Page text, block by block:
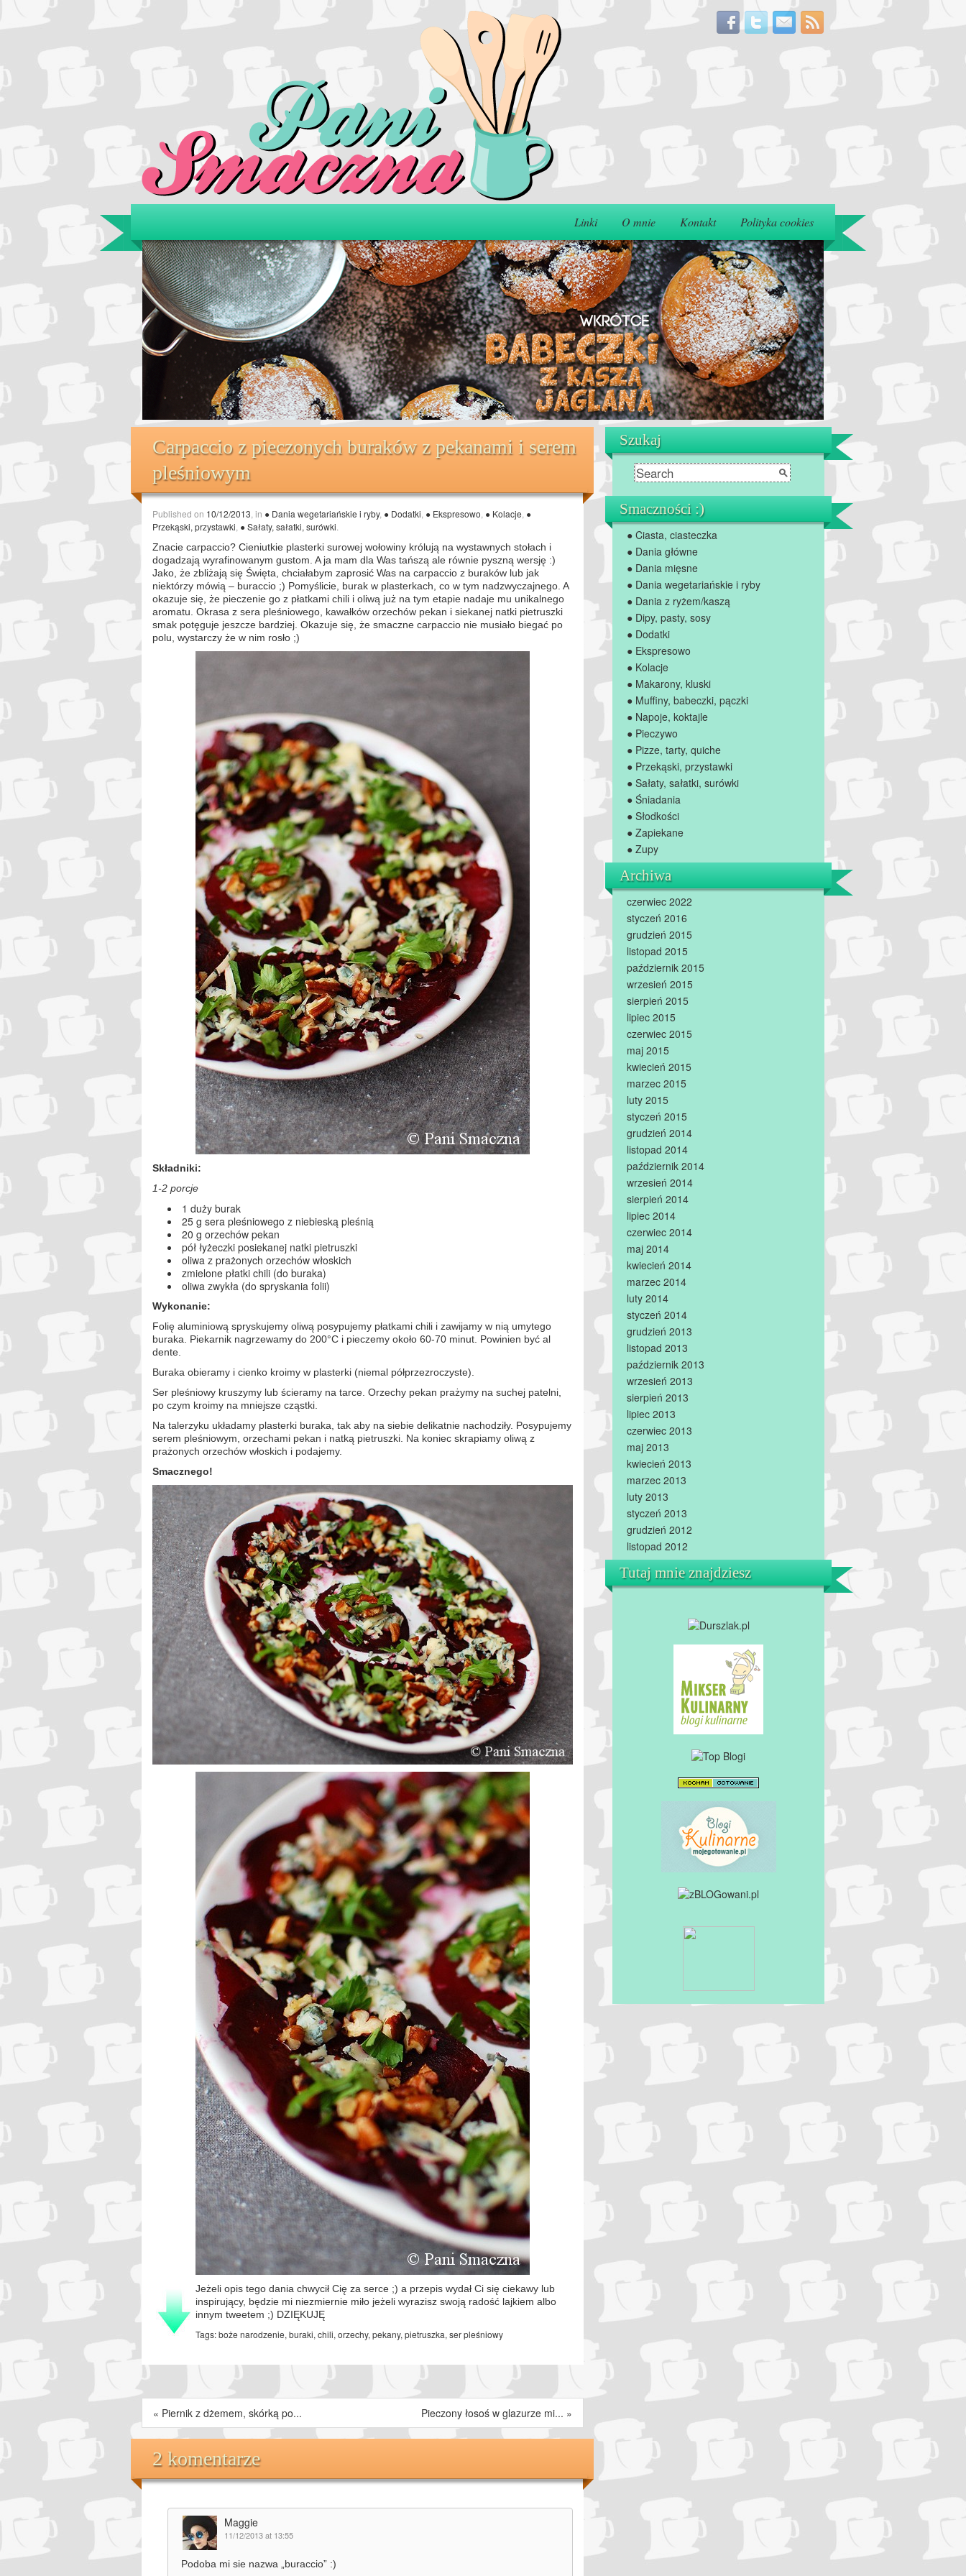
Linki O mnie Kontakt Polityka cookies
Carpaccio z pieczonych buraków z pekanami i serem
pleśniowym
Published on 10/12/2013 , in ● Dania wegetariańskie i ryby, ● Dodatki ● Ekspresowo ● Kolacje ●
Przekąski, przystawki ● Sałaty, sałatki, surówki
Znacie carpaccio? Cieniutkie plasterki surowej wołowiny królują na wystawnych stołach i
dogadzają wyrafinowanym gustom. A ja mam dla Was tańszą ale równie pyszną wersję :)
Jako, że zbliżają się Święta, chciałabym zaprosić Was na carpaccio z buraków lub jak
niektórzy mówią – buraccio ;) Pomyślicie, burak w plasterkach, co w tym nadzwyczajnego. A
okazuje się, że pieczenie go z płatkami chili i oliwą już na tym etapie nadaje mu unikalnego
aromatu. Okrasa z sera pleśniowego, kawałków orzechów pekan i siekanej natki pietruszki
smak potęguje jeszcze bardziej. Okazuje się, że smaczne carpaccio nie musiało biegać po
polu, wystarczy że w nim rosło ;)
Składniki:
1-2 porcje
1 duży burak
25 g sera pleśniowego z niebieską pleśnią
20 g orzechów pekan
pół łyżeczki posiekanej natki pietruszki
oliwa z prażonych orzechów włoskich
zmielone płatki chili (do buraka)
oliwa zwykła (do spryskania folii)
Wykonanie:
Folię aluminiową spryskujemy oliwą posypujemy płatkami chili i zawijamy w nią umytego
buraka. Piekarnik nagrzewamy do 200°C i pieczemy około 60-70 minut. Powinien być al
dente.
Buraka obieramy i cienko kroimy w plasterki (niemal półprzezroczyste).
Ser pleśniowy kruszymy lub ścieramy na tarce. Orzechy pekan prażymy na suchej patelni,
po czym kroimy na mniejsze cząstki.
Na talerzyku układamy plasterki buraka, tak aby na siebie delikatnie nachodziły. Posypujemy
serem pleśniowym, orzechami pekan i natką pietruszki. Na koniec skrapiamy oliwą z
prażonych orzechów włoskich i podajemy.
Smacznego!
Jeżeli opis tego dania chwycił Cię za serce ;) a przepis wydał Ci się ciekawy lub
inspirujący, będzie mi niezmiernie miło jeżeli wyrazisz swoją radość lajkiem albo
innym tweetem ;) DZIĘKUJĘ
Tags:boże narodzenie, buraki, chili, orzechy, pekany, pietruszka, ser pleśniowy
« Piernik z dżemem, skórką po... Pieczony łosoś w glazurze mi... »
2 komentarze
Maggie
11/12/2013 at 13:55
Podoba mi sie nazwa „buraccio” :)
Szukaj
Smaczności :)
● Ciasta, ciasteczka
● Dania główne
● Dania mięsne
● Dania wegetariańskie i ryby
● Dania z ryżem/kaszą
● Dipy, pasty, sosy
● Dodatki
● Ekspresowo
● Kolacje
● Makarony, kluski
● Muffiny, babeczki, pączki
● Napoje, koktajle
● Pieczywo
● Pizze, tarty, quiche
● Przekąski, przystawki
● Sałaty, sałatki, surówki
● Śniadania
● Słodkości
● Zapiekane
● Zupy
Archiwa
czerwiec 2022
styczeń 2016
grudzień 2015
listopad 2015
październik 2015
wrzesień 2015
sierpień 2015
lipiec 2015
czerwiec 2015
maj 2015
kwiecień 2015
marzec 2015
luty 2015
styczeń 2015
grudzień 2014
listopad 2014
październik 2014
wrzesień 2014
sierpień 2014
lipiec 2014
czerwiec 2014
maj 2014
kwiecień 2014
marzec 2014
luty 2014
styczeń 2014
grudzień 2013
listopad 2013
październik 2013
wrzesień 2013
sierpień 2013
lipiec 2013
czerwiec 2013
maj 2013
kwiecień 2013
marzec 2013
luty 2013
styczeń 2013
grudzień 2012
listopad 2012
Tutaj mnie znajdziesz